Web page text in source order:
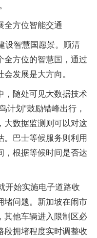
全方位智能交通
设智慧国愿景。顾清
全方位的智慧国，通过
发展是大方向。
，随处可见大数据技术
计划”鼓励错峰出行，
大数据监测则可以对这
。巴士等候服务则利用
，根据等候时间是否达
开始实施电子道路收
堵问题。新加坡在闹市
其他车辆进入限制区必
段拥堵程度实时调整收